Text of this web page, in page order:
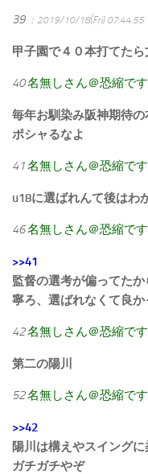
39 ：2019/10/18(Fri) 07:44:55
甲子園で４０本打てた
40名無しさん＠恐縮です
毎年お馴染み阪神期待の
ポシャるなよ
41名無しさん＠恐縮です
u18に選ばれんて後はわ
46名無しさん＠恐縮です
>>41
監督の選考が偏ってたか
寧ろ、選ばれなくて良か
42名無しさん＠恐縮です
第二の陽川
52名無しさん＠恐縮です
>>42
陽川は構えやスイング
ガチガチやぞ